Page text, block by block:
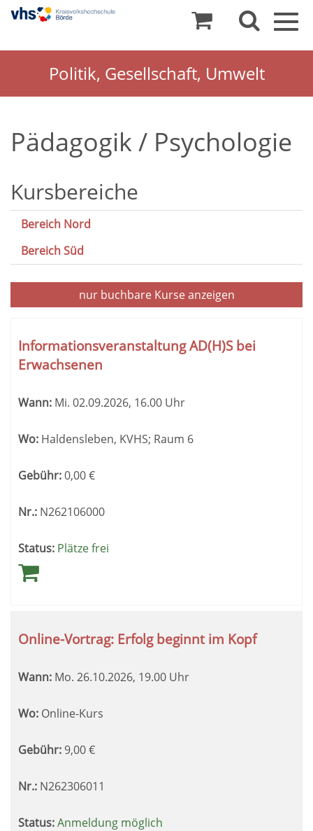
Politik, Gesellschaft, Umwelt
Pädagogik / Psychologie
Kursbereiche
Bereich Nord
Bereich Süd
nur buchbareKurse anzeigen
Tabellenüberschriften
können
sortiert
Informationsveranstaltung AD(H)S bei
Erwachsenen
Wann: Mi. 02.09.2026, 16.00 Uhr
Wo: Haldensleben, KVHS; Raum 6
Gebühr:0,00€
Nr.: N262106000
Status: Plätze frei
Online-Vortrag: Erfolg beginnt im Kopf
Wann: Mo. 26.10.2026, 19.00 Uhr
Wo: Online-Kurs
Gebühr: 9,00€
Nr.: N262306011
Status:Anmeldung möglich